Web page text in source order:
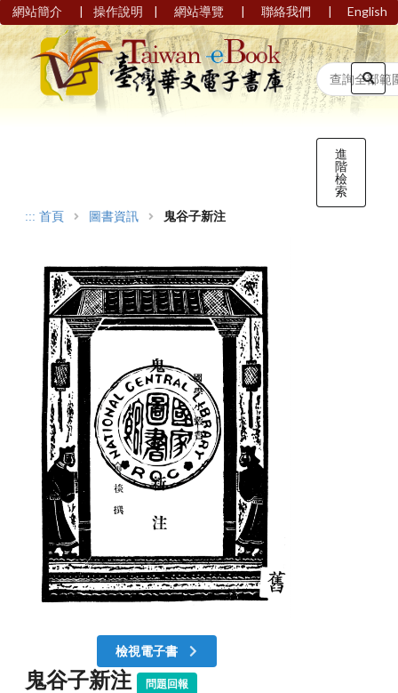
網站簡介 | 操作說明 | 網站導覽 | 聯絡我們 | English
進
階
檢
索
::: 首頁 圖書資訊 鬼谷子新注
檢視電子書
鬼谷子新注 問題回報